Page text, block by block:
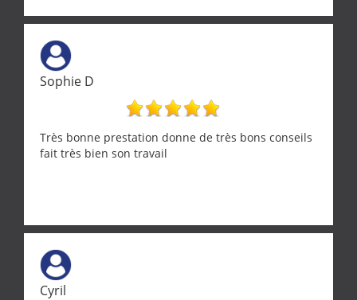
demande de l écoute et de la considération, ce qui
ne se trouve que chez les pationnés de leur métier.
Merci a ce monsieur pour sa disponibilité
Sophie D
Très bonne prestation donne de très bons conseils
fait très bien son travail
Cyril